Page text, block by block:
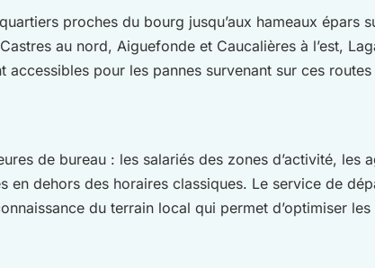
proches du bourg jusqu’aux hameaux épars
au nord, Aiguefonde et Caucalières à l’est,
accessibles pour les pannes survenant sur ces
de bureau : les salariés des zones d’activité, les
en dehors des horaires classiques. Le service de
du terrain local qui permet d’optimiser les